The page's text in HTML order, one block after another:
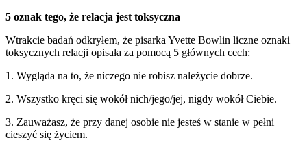
5 oznak tego, że relacja jest toksyczna
Wtrakcie badań odkryłem, że pisarka Yvette Bowlin liczne oznaki
toksycznych relacji opisała za pomocą 5 głównych cech:
1. Wygląda na to, że niczego nie robisz należycie dobrze.
2. Wszystko kręci się wokół nich/jego/jej, nigdy wokół Ciebie.
3. Zauważasz, że przy danej osobie nie jesteś w stanie w pełni
cieszyć się życiem.